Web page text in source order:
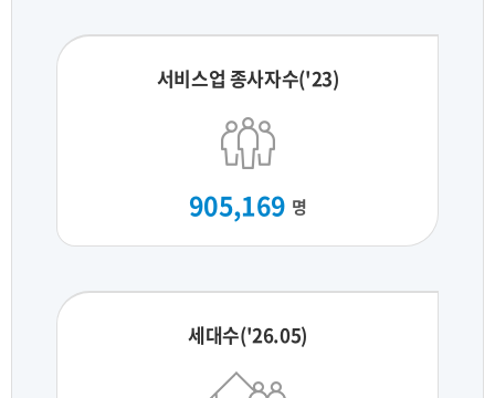
서비스업 종사자수('23)
905,169 명
세대수('26.05)